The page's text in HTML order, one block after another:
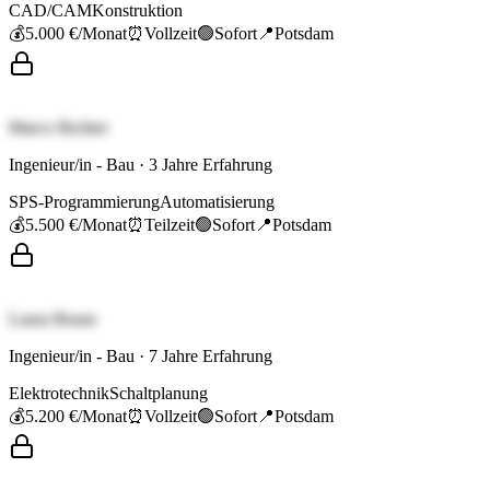
CAD/CAMKonstruktion
💰5.000 €/Monat⏰Vollzeit🟢Sofort 📍Potsdam
Marco Richter
Ingenieur/in - Bau · 3 Jahre Erfahrung
SPS-ProgrammierungAutomatisierung
💰5.500 €/Monat⏰Teilzeit🟢Sofort 📍Potsdam
Laura Braun
Ingenieur/in - Bau · 7 Jahre Erfahrung
ElektrotechnikSchaltplanung
💰5.200 €/Monat⏰Vollzeit🟢Sofort 📍Potsdam